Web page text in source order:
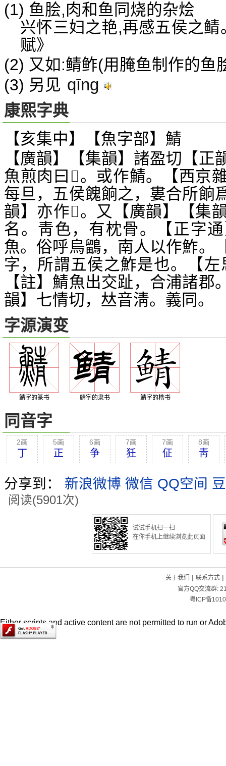
(1) 鱼脍,肉和鱼同烧的杂烩
兴怀三妇之艳,再感五侯之
赋》
(2) 又如:鲭鲊(用腌鱼制作的鱼
(3) 另见 qīng
康熙字典
【亥集中】【魚字部】鯖
【廣韻】【集韻】諸盈切【正
魚煎肉曰 𦙫。或作鯖。【西京
每旦，五侯餽餉之，婁合所餉
韻】亦作𨢹。又【廣韻】【集
名。靑色，有枕骨。【正字
魚。俗呼烏鶹，南人以作鮓。
字，所謂五侯之鮓是也。【左
【註】鯖魚出交趾，合浦諸
韻】七情切， 𠀤音淸。義同。
字源演变
鲭字的篆书 鲭字的隶书 鲭字的楷书
同音字
2画
丁
5画
正
6画
争
7画
狅
7画
佂
8画
靑
分享到： 新浪微博 微信 QQ空间
阅读(5901次)
试试手机扫一扫
在你手机上继续浏览此页面
关于我们 | 联系方式|
官方QQ交流群:
粤ICP备
Either scripts and active content are not permitted to run or